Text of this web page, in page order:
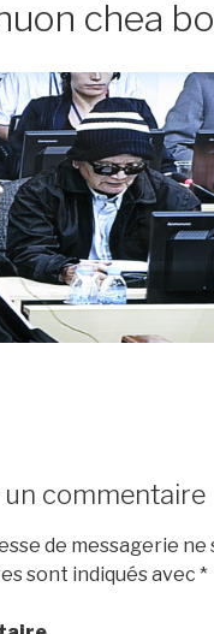
chea
un commentaire
de messagerie ne
sont indiqués avec *